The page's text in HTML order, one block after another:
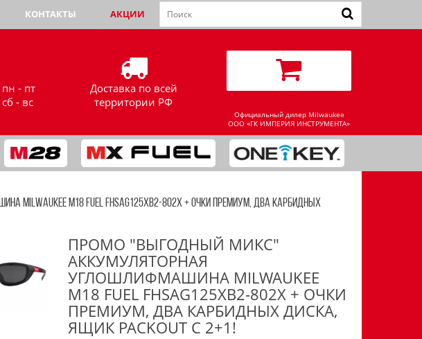
КОНТАКТЫ АКЦИИ
- пт
- вс
Доставка по всей
территории РФ
Официальный дилер Milwaukee
ООО «ГК ИМПЕРИЯ ИНСТРУМЕНТА»
M18 FUEL FHSAG125XB2-802X + ОЧКИ ПРЕМИУМ, ДВА КАРБИДНЫХ
ПРОМО "ВЫГОДНЫЙ МИКС"
АККУМУЛЯТОРНАЯ
УГЛОШЛИФМАШИНА MILWAUKEE
M18 FUEL FHSAG125XB2-802X + ОЧКИ
ПРЕМИУМ, ДВА КАРБИДНЫХ ДИСКА,
ЯЩИК PACKOUT С 2+1!